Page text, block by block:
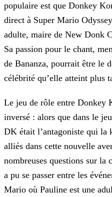
populaire est que Donkey
direct à Super Mario
adulte, maire de New Donk
Sa passion pour le chant,
de Bananza, pourrait être le
célébrité qu’elle atteint plus
Le jeu de rôle entre Donkey
inversé : alors que dans le
DK était l’antagoniste qui la
alliés dans cette nouvelle
nombreuses questions sur la
a pu se passer entre les
Mario où Pauline est une